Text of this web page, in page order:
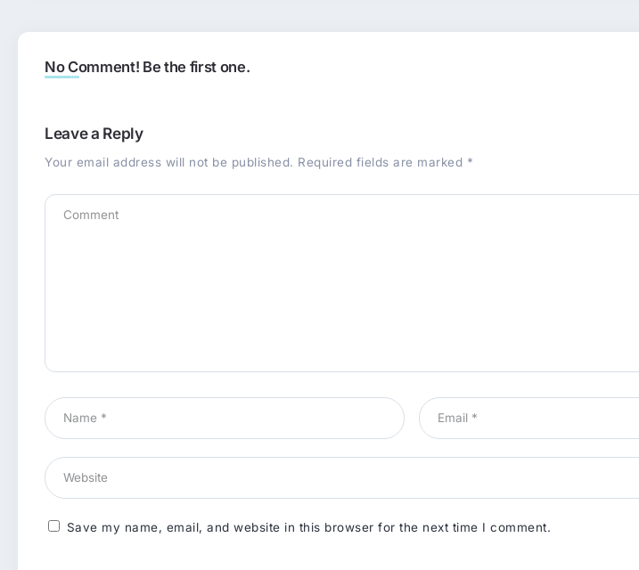
No Comment! Be the first one.
Leave a Reply
Your email address will not be published. Required fields are marked *
Save my name, email, and website in this browser for the next time I comment.